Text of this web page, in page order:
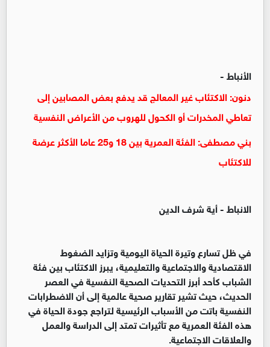
الأنباط -
دنون: الاكتئاب غير المعالج قد يدفع بعض المصابين إلى
تعاطي المخدرات أو الكحول للهروب من الأعراض النفسية
بني مصطفى: الفئة العمرية بين 18 و25 عاما الأكثر عرضة
للاكتئاب
الانباط - أية شرف الدين
في ظل تسارع وتيرة الحياة اليومية وتزايد الضغوط
الاقتصادية والاجتماعية والتعليمية، يبرز الاكتئاب بين فئة
الشباب كأحد أبرز التحديات الصحية النفسية في العصر
الحديث، حيث تشير تقارير صحية عالمية إلى أن الاضطرابات
النفسية باتت من الأسباب الرئيسية لتراجع جودة الحياة في
هذه الفئة العمرية مع تأثيرات تمتد إلى الدراسة والعمل
والعلاقات الاجتماعية.